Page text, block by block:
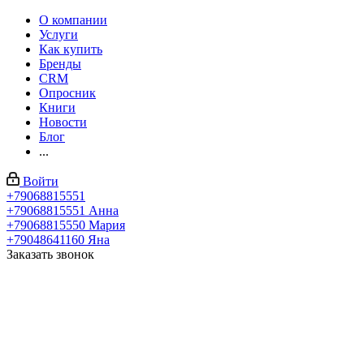
О компании
Услуги
Как купить
Бренды
CRM
Опросник
Книги
Новости
Блог
...
Войти
+79068815551
+79068815551 Анна
+79068815550 Мария
+79048641160 Яна
Заказать звонок